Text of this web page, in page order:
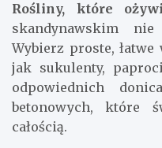
Rośliny, które
skandynawskim
Wybierz proste,
jak sukulenty,
odpowiednich
betonowych, które
całością.